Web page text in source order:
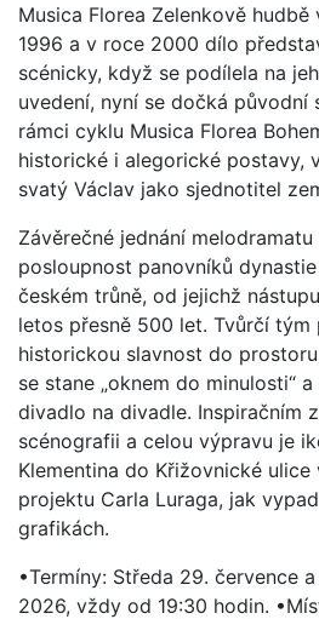
Musica Florea Zelenkově
1996 a v roce 2000 dílo
scénicky, když se podílela na
uvedení, nyní se dočká
rámci cyklu Musica Florea
historické i alegorické postavy,
svatý Václav jako sjednotitel
Závěrečné jednání
posloupnost panovníků
českém trůně, od jejichž
letos přesně 500 let. Tvůrčí tým
historickou slavnost do
se stane „oknem do minulosti“
divadlo na divadle. Inspiračním
scénografii a celou výpravu je
Klementina do Křižovnické
projektu Carla Luraga, jak
grafikách.
•Termíny: Středa 29. července
2026, vždy od 19:30 hodin.